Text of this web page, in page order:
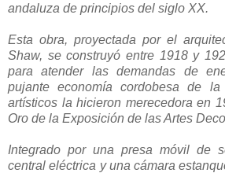
andaluza de principios del siglo XX.
Esta obra, proyectada por el
Shaw, se construyó entre 1918 y
para atender las demandas de
pujante economía cordobesa de
artísticos la hicieron merecedora en
Oro de la Exposición de las Artes
Integrado por una presa móvil de
central eléctrica y una cámara